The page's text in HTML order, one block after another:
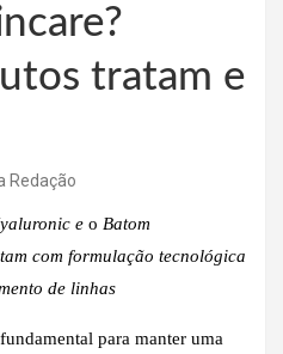
tratam e
Redação
e o Batom
com formulação tecnológica
de linhas
para manter uma